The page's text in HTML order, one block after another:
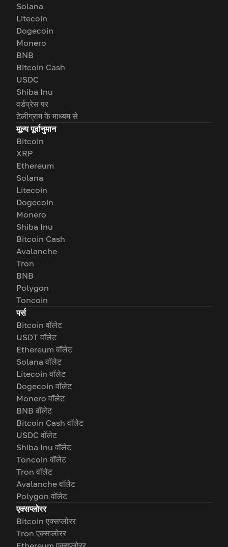
Solana
Litecoin
Dogecoin
Monero
BNB
Bitcoin Cash
USDC
Shiba Inu
वर्डप्रेस पर
टेलीग्राम के माध्यम से
मूल्य पूर्वानुमान
Bitcoin
XRP
Ethereum
Solana
Litecoin
Dogecoin
Monero
Shiba Inu
Bitcoin Cash
Avalanche
Tron
BNB
Polygon
Toncoin
पर्स
Bitcoin वॉलेट
USDT वॉलेट
Ethereum वॉलेट
Solana वॉलेट
Litecoin वॉलेट
Dogecoin वॉलेट
Monero वॉलेट
BNB वॉलेट
Bitcoin Cash वॉलेट
USDC वॉलेट
Shiba Inu वॉलेट
Toncoin वॉलेट
Tron वॉलेट
Avalanche वॉलेट
Polygon वॉलेट
एक्सप्लोरर
Bitcoin एक्सप्लोरर
Tron एक्सप्लोरर